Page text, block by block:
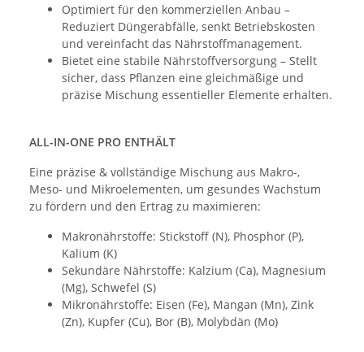
Optimiert für den kommerziellen Anbau –
Reduziert Düngerabfälle, senkt Betriebskosten
und vereinfacht das Nährstoffmanagement.
Bietet eine stabile Nährstoffversorgung – Stellt
sicher, dass Pflanzen eine gleichmäßige und
präzise Mischung essentieller Elemente erhalten.
ALL-IN-ONE PRO ENTHÄLT
Eine präzise & vollständige Mischung aus Makro-,
Meso- und Mikroelementen, um gesundes Wachstum
zu fördern und den Ertrag zu maximieren:
Makronährstoffe: Stickstoff (N), Phosphor (P),
Kalium (K)
Sekundäre Nährstoffe: Kalzium (Ca), Magnesium
(Mg), Schwefel (S)
Mikronährstoffe: Eisen (Fe), Mangan (Mn), Zink
(Zn), Kupfer (Cu), Bor (B), Molybdän (Mo)